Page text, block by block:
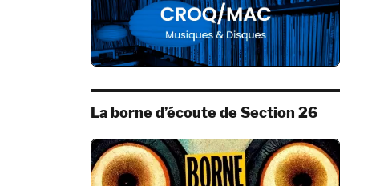
La borne d’écoute de Section 26